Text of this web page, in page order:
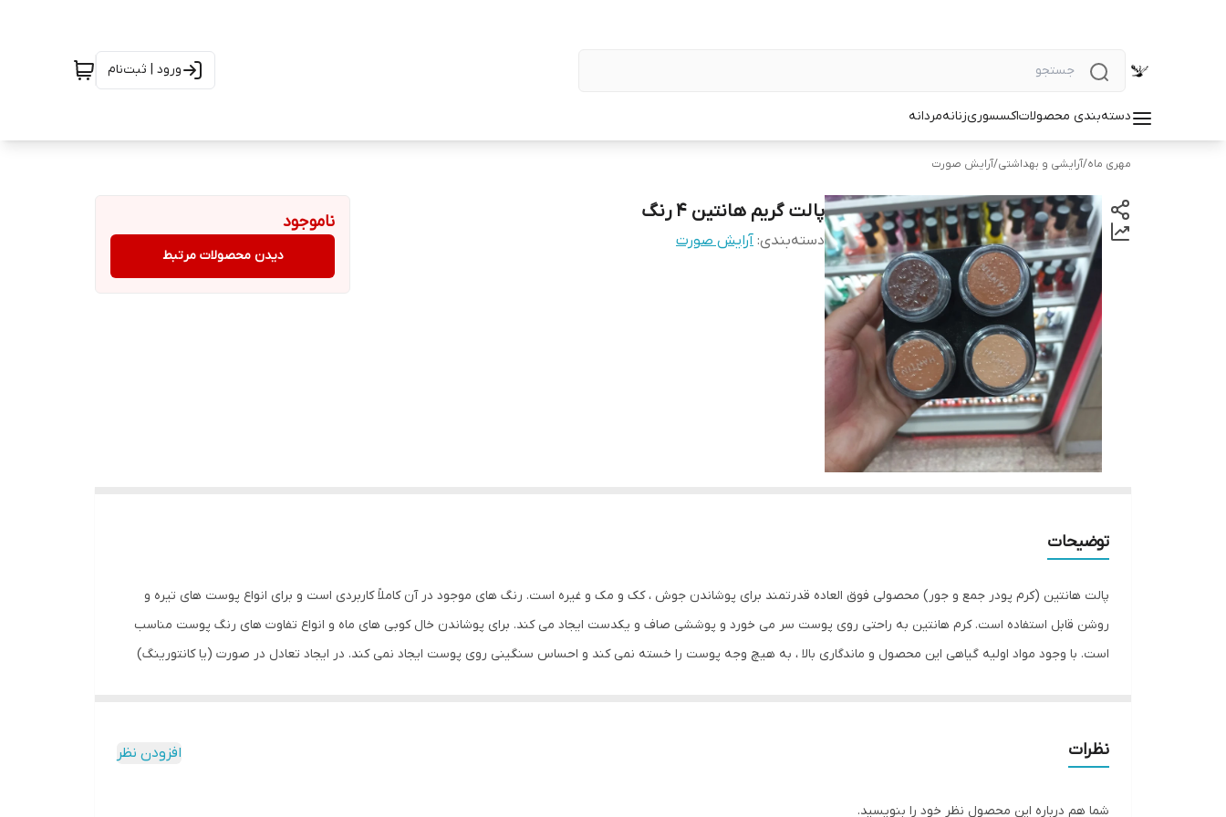
ورود | ثبت‌نام
دسته‌بندی محصولاتاکسسوریزنانهمردانه
مهری ماه/آرایشی و بهداشتی/آرایش صورت
پالت گریم هانتین 4 رنگ
دسته‌بندی: آرایش صورت
ناموجود
دیدن محصولات مرتبط
توضیحات
پالت هانتین (کرم پودر جمع و جور) محصولی فوق العاده قدرتمند برای پوشاندن جوش ، کک و مک و غیره است. رنگ های موجود در آن کاملاً کاربردی است و برای انواع پوست های تیره و
روشن قابل استفاده است. کرم هانتین به راحتی روی پوست سر می خورد و پوششی صاف و یکدست ایجاد می کند. برای پوشاندن خال کوبی های ماه و انواع تفاوت های رنگ پوست مناسب
است. با وجود مواد اولیه گیاهی این محصول و ماندگاری بالا ، به هیچ وجه پوست را خسته نمی کند و احساس سنگینی روی پوست ایجاد نمی کند. در ایجاد تعادل در صورت (یا کانتورینگ)
نظرات افزودن نظر
شما هم درباره این محصول نظر خود را بنویسید.